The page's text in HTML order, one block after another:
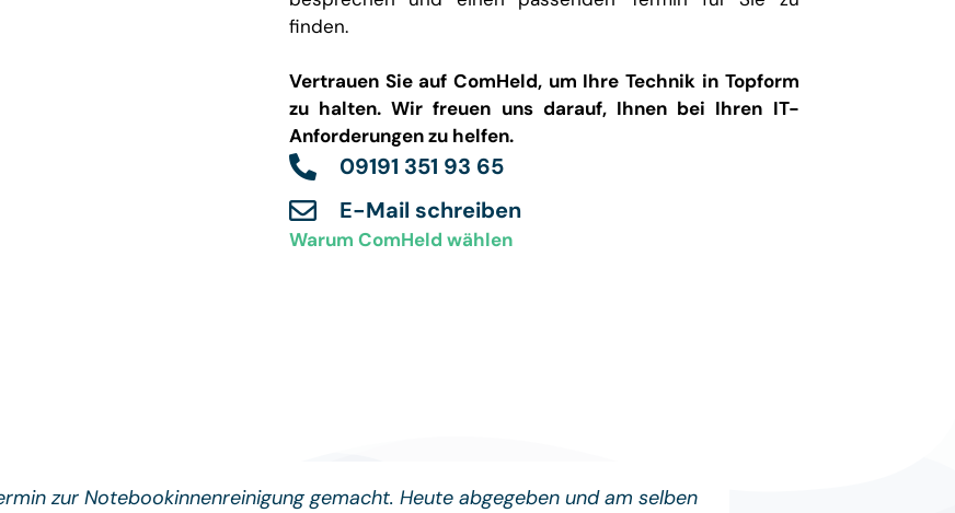
finden.
Vertrauen Sie auf ComHeld, um Ihre Technik in Topform
zu halten. Wir freuen uns darauf, Ihnen bei Ihren IT-
Anforderungen zu helfen.
09191 351 93 65
E-Mail schreiben
Warum ComHeld wählen
zur Notebookinnenreinigung gemacht. Heute abgegeben und am selben